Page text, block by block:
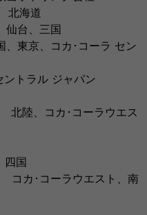
北海道
仙台、三国
東京、コカ･コーラ セン
トラル ジャパン
北陸、コカ･コーラウエス
四国
コカ･コーラウエスト、南